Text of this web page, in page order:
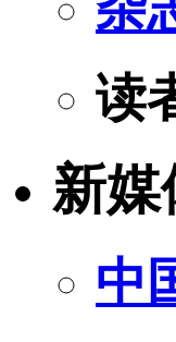
读
新媒
中